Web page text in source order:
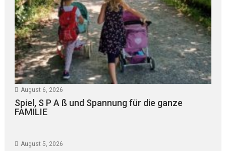
August 6, 2026
Spiel, S P A ß und Spannung für die ganze
FAMILIE
August 5, 2026